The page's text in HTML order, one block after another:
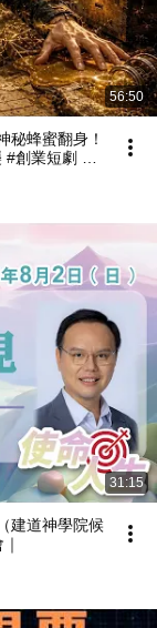
56:50
秘蜂蜜翻身！
創業短劇 #
家 #人生翻
31:15
建道神學院候